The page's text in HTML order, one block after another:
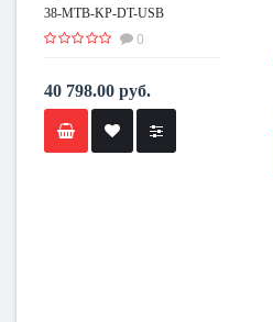
38-MTB-KP-DT-USB
0
40 798.00 руб.